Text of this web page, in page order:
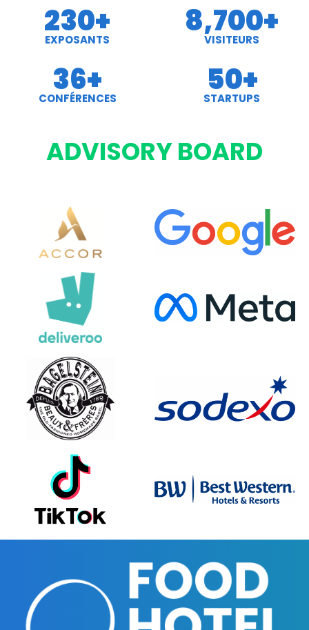
EXPOSANTS
230+ VISITEURS
8,700+
CONFÉRENCES
36+ STARTUPS
50+
ADVISORY BOARD